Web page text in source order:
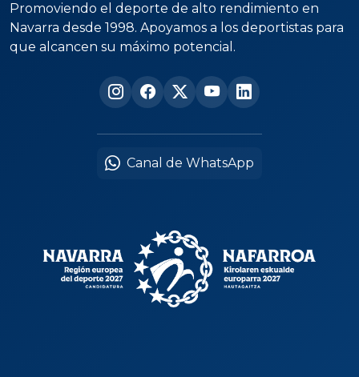
Promoviendo el deporte de alto rendimiento en
Navarra desde 1998. Apoyamos a los deportistas para
que alcancen su máximo potencial.
Canal de WhatsApp